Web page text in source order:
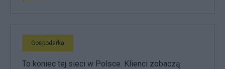
Gospodarka
To koniec tej sieci w Polsce. Klienci zobaczą